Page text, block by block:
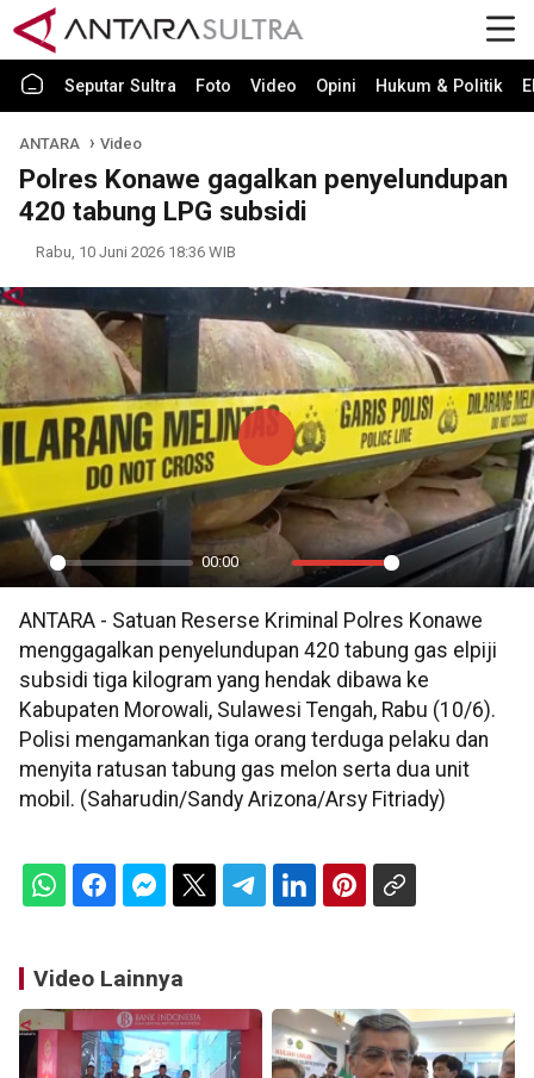
Seputar Sultra Foto Video Opini Hukum & Politik
ANTARA Video
Polres Konawe gagalkan penyelundupan
420 tabung LPG subsidi
Rabu, 10 Juni 2026 18:36 WIB
Play
00:00
Mute Settings
PIP
Play
ANTARA - Satuan Reserse Kriminal Polres Konawe
menggagalkan penyelundupan 420 tabung gas elpiji
subsidi tiga kilogram yang hendak dibawa ke
Kabupaten Morowali, Sulawesi Tengah, Rabu (10/6).
Polisi mengamankan tiga orang terduga pelaku dan
menyita ratusan tabung gas melon serta dua unit
mobil. (Saharudin/Sandy Arizona/Arsy Fitriady)
Video Lainnya